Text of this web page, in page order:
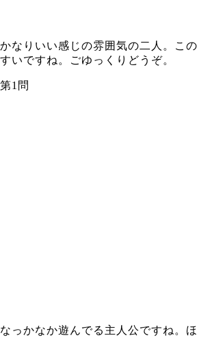
かなりいい感じの雰囲気の二人。こ
すいですね。ごゆっくりどうぞ。
第1問
なっかなか遊んでる主人公ですね。